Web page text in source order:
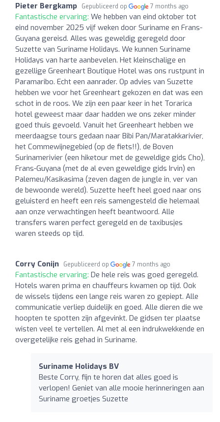
Pieter Bergkamp Gepubliceerd op 7 months ago
Fantastische ervaring: We hebben van eind oktober tot
eind november 2025 vijf weken door Suriname en Frans-
Guyana gereisd. Alles was geweldig geregeld door
Suzette van Suriname Holidays. We kunnen Suriname
Holidays van harte aanbevelen. Het kleinschalige en
gezellige Greenheart Boutique Hotel was ons rustpunt in
Paramaribo. Echt een aanrader. Op advies van Suzette
hebben we voor het Greenheart gekozen en dat was een
schot in de roos. We zijn een paar keer in het Torarica
hotel geweest maar daar hadden we ons zeker minder
goed thuis gevoeld. Vanuit het Greenheart hebben we
meerdaagse tours gedaan naar Bibi Pan/Maratakkarivier,
het Commewijnegebied (op de fiets!!), de Boven
Surinamerivier (een hiketour met de geweldige gids Cho),
Frans-Guyana (met de al even geweldige gids Irvin) en
Palemeu/Kasikasima (zeven dagen de jungle in, ver van
de bewoonde wereld). Suzette heeft heel goed naar ons
geluisterd en heeft een reis samengesteld die helemaal
aan onze verwachtingen heeft beantwoord. Alle
transfers waren perfect geregeld en de taxibusjes
waren steeds op tijd.
Corry Conijn Gepubliceerd op 7 months ago
Fantastische ervaring: De hele reis was goed geregeld.
Hotels waren prima en chauffeurs kwamen op tijd. Ook
de wissels tijdens een lange reis waren zo gepiept. Alle
communicatie verliep duidelijk en goed. Alle dieren die we
hoopten te spotten zijn afgevinkt. De gidsen ter plaatse
wisten veel te vertellen. Al met al een indrukwekkende en
overgetelijke reis gehad in Suriname.
Suriname Holidays BV
Beste Corry, fijn te horen dat alles goed is
verlopen! Geniet van alle mooie herinneringen aan
Suriname groetjes Suzette